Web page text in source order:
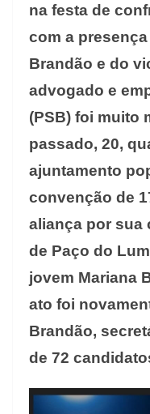
na festa de
com a
Brandão e do
advogado e
(PSB) foi muito
passado, 20,
ajuntamento
convenção de
aliança por sua
de Paço do
jovem Mariana
ato foi
Brandão,
de 72